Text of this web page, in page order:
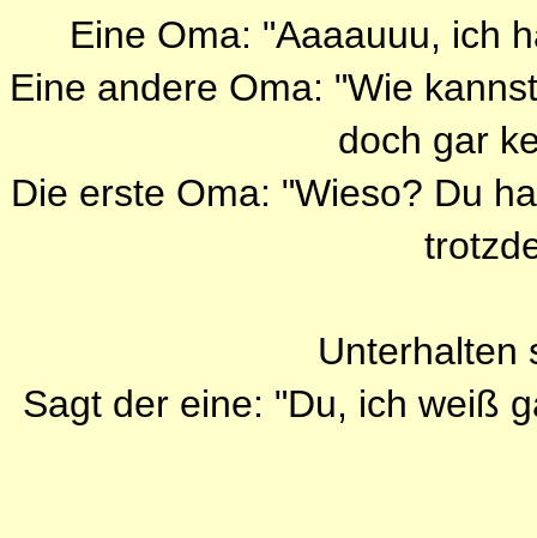
Eine Oma: "Aaaauuu, ich
Eine andere Oma: "Wie
doch gar
Die erste Oma: "Wieso? Du
Unterhalten
Sagt der eine: "Du, ich weiß